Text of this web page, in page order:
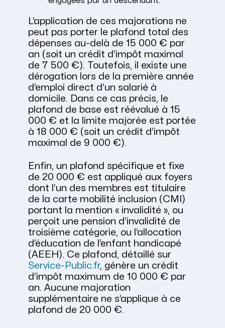
L’application de ces majorations ne
peut pas porter le plafond total des
dépenses au-delà de 15 000 € par
an (soit un crédit d’impôt maximal
de 7 500 €). Toutefois, il existe une
dérogation lors de la première année
d’emploi direct d’un salarié à
domicile. Dans ce cas précis, le
plafond de base est réévalué à 15
000 € et la limite majorée est portée
à 18 000 € (soit un crédit d’impôt
maximal de 9 000 €).
Enfin, un plafond spécifique et fixe
de 20 000 € est appliqué aux foyers
dont l’un des membres est titulaire
de la carte mobilité inclusion (CMI)
portant la mention « invalidité », ou
perçoit une pension d’invalidité de
troisième catégorie, ou l’allocation
d’éducation de l’enfant handicapé
(AEEH). Ce plafond, détaillé sur
Service-Public.fr, génère un crédit
d’impôt maximum de 10 000 € par
an. Aucune majoration
supplémentaire ne s’applique à ce
plafond de 20 000 €.